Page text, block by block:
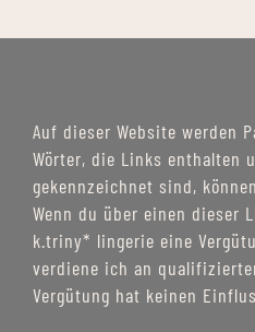
Auf dieser Website werden
Wörter, die Links enthalten
gekennzeichnet sind,
Wenn du über einen dieser
k.triny* lingerie eine
verdiene ich an
Vergütung hat keinen